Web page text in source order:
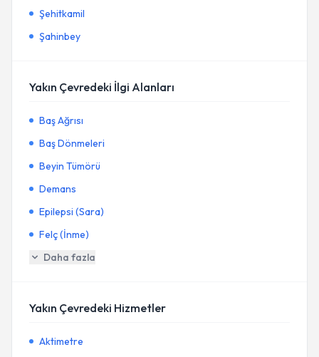
Şehitkamil
Şahinbey
Yakın Çevredeki İlgi Alanları
Baş Ağrısı
Baş Dönmeleri
Beyin Tümörü
Demans
Epilepsi (Sara)
Felç (İnme)
Daha fazla
Yakın Çevredeki Hizmetler
Aktimetre